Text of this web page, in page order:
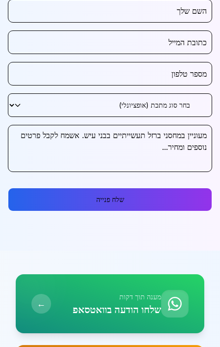
שלח פנייה
מענה תוך דקות
שלחו הודעה בוואטסאפ ←